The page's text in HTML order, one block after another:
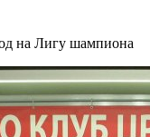
на Лигу шампиона